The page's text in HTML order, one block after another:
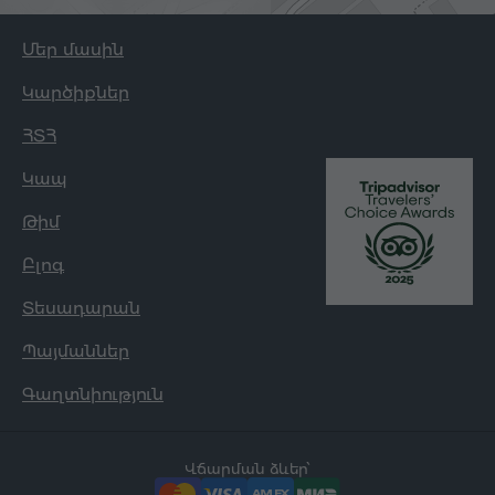
Լավագույնը ընտանիքների համար.
հանգստավայրերը, որտեղ կան
Լավագույնը վերականգնման և ՍՊԱ-ի
համար.
դիտարկեք Ջերմուկը՝ ծանոթանալու
հանքային ջրերին և տաք աղբյուրներին:
Լավագույնը ակտիվ հանգստի համար.
Ծաղկաձորը հիմնական ընտրությունն է
Ենոքավանն առաջարկում է զիփլայն և
լեռնային թրեքինգ:
Դիլիջանն առաջարկում է անտառային
Մեր մասին
Կարծիքներ
ՀՏՀ
Կապ
Թիմ
Բլոգ
Տեսադարան
Պայմաններ
Գաղտնիություն
Վճարման ձևեր՝